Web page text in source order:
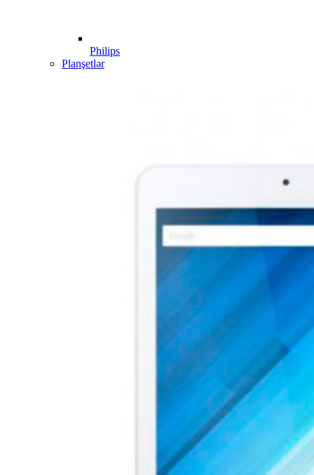
Philips
Planşetlər